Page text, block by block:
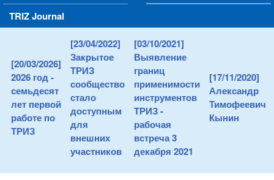
TRIZ Journal
[20/03/2026]
2026 год -
семьдесят
лет первой
работе по
ТРИЗ
[23/04/2022]
Закрытое
ТРИЗ
сообщество
стало
доступным
для
внешних
участников
[03/10/2021]
Выявление
границ
применимости
инструментов
ТРИЗ -
рабочая
встреча 3
декабря 2021
[17/11/2020]
Александр
Тимофеевич
Кынин